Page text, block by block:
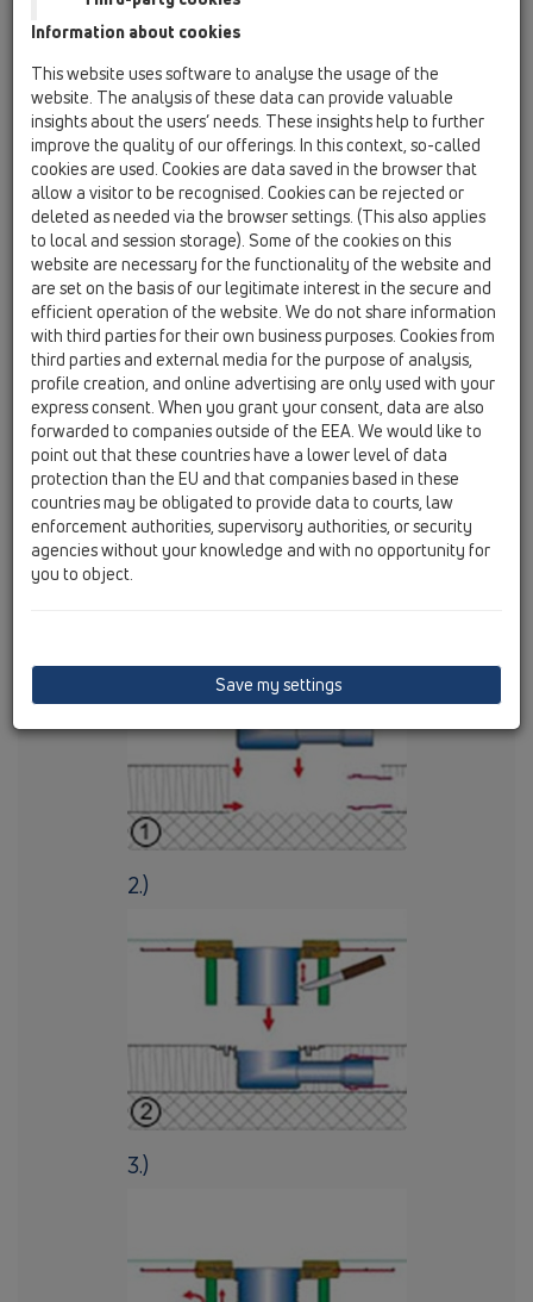
zatření spár epoxidovými pryskyřicemi nebo lepidlo na
obkladačky samotné jako vodu nepropustné těsnění, si
vyžaduje modernější a spolehlivější možnost integrace
odtoků. Systém CeraDrain je proto optimálním řešením.
Utěsnění proběhne v přímém spojení s keramickými
obklady,což vede k tomu, že podklad nemůže provlhnout.
Jádro systému CeraDrain-systému tvoří zalitý límec z
polymer-betonu, na který přímo navazuje spádový beton. K
perfektnímu osazení slouží nastavovací nožky, pomocí nichž
lze provést na milimetr přesné přizpůsobení výšky. Výztužná
ocelová síť zalitá do límce přitom přesahuje do spádové
mazaniny a zamezuje tvorbě trhlinek způsobených pohyby a
sedáním v kritické přechodové oblasti. Při nanášení
hydroizolace v provedení trvale elastických těsnících nátěrů
je pro zesílení na betonový límec pokládána vložka ze
skleněné tkaniny (perlinka), která dodatečně zabezpečuje
přechod k odtoku. Trvale elastické izolace koncipované pro
tenkovrstvé konstrukce podlah mohou být na tomto povrchu
jednoduše a bezpečně zpracovány.
Příklad montáže
2.)
3.)
Information about cookies
This website uses software to analyse the usage of the
website. The analysis of these data can provide valuable
insights about the users’ needs. These insights help to further
improve the quality of our offerings. In this context, so-called
cookies are used. Cookies are data saved in the browser that
allow a visitor to be recognised. Cookies can be rejected or
deleted as needed via the browser settings. (This also applies
to local and session storage). Some of the cookies on this
website are necessary for the functionality of the website and
are set on the basis of our legitimate interest in the secure and
efficient operation of the website. We do not share information
with third parties for their own business purposes. Cookies from
third parties and external media for the purpose of analysis,
profile creation, and online advertising are only used with your
express consent. When you grant your consent, data are also
forwarded to companies outside of the EEA. We would like to
point out that these countries have a lower level of data
protection than the EU and that companies based in these
countries may be obligated to provide data to courts, law
enforcement authorities, supervisory authorities, or security
agencies without your knowledge and with no opportunity for
you to object.
Save my settings